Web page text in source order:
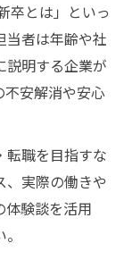
卒とは」といっ
当者は年齢や社
説明する企業が
不安解消や安心
転職を目指すな
、実際の働きや
体験談を活用